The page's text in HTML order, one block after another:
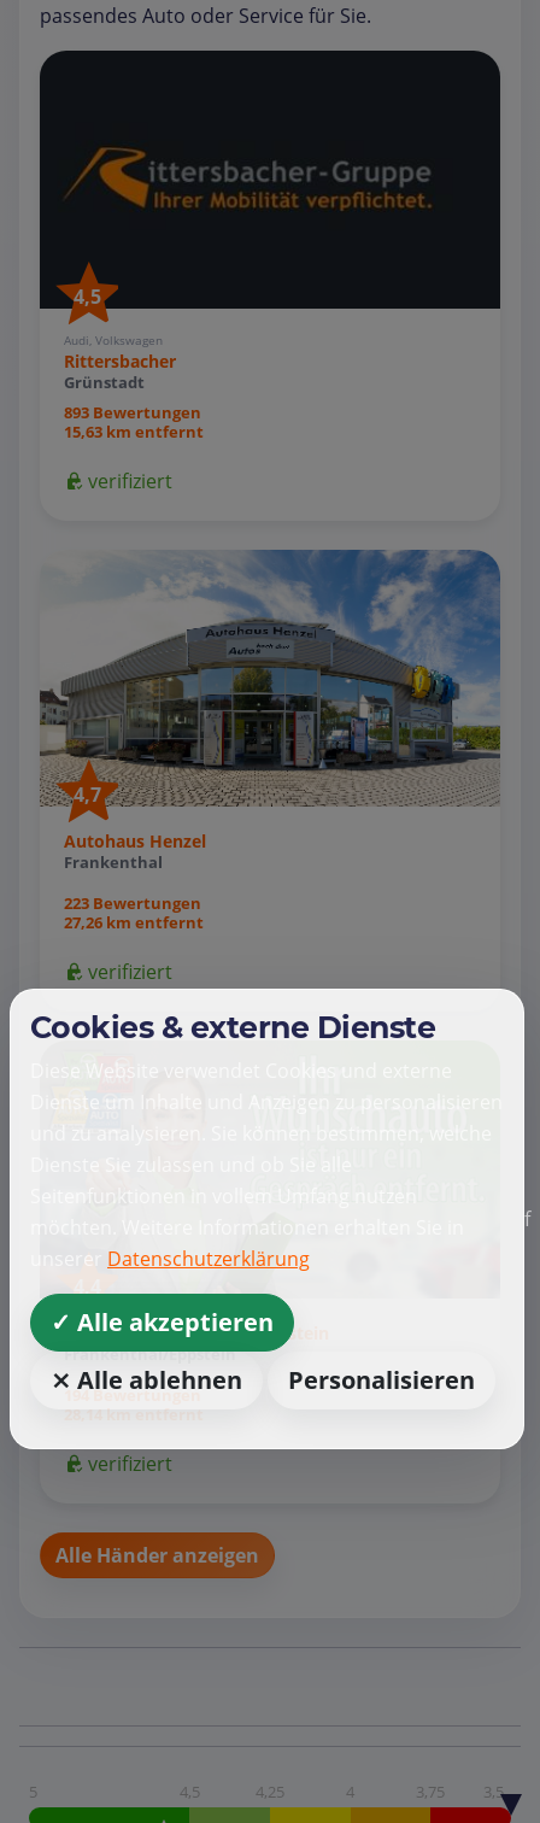
passendes Auto oder Service für Sie.
4,5
Audi, Volkswagen
Rittersbacher
Grünstadt
893 Bewertungen
15,63 km entfernt
verifiziert
4,7
Autohaus Henzel
Frankenthal
223 Bewertungen
27,26 km entfernt
verifiziert
4,4
Wunschauto Spezialist Eppstein
Frankenthal/Eppstein
194 Bewertungen
28,14 km entfernt
verifiziert
Alle Händer anzeigen
5 4,5 4,25 4 3,75 3,5
Cookies & externe Dienste
Diese Website verwendet Cookies und externe
Dienste um Inhalte und Anzeigen zu personalisieren
und zu analysieren. Sie können bestimmen, welche
unserer Datenschutzerklärung
✓ Alle akzeptieren
⨯ Alle ablehnen
Personalisieren
f